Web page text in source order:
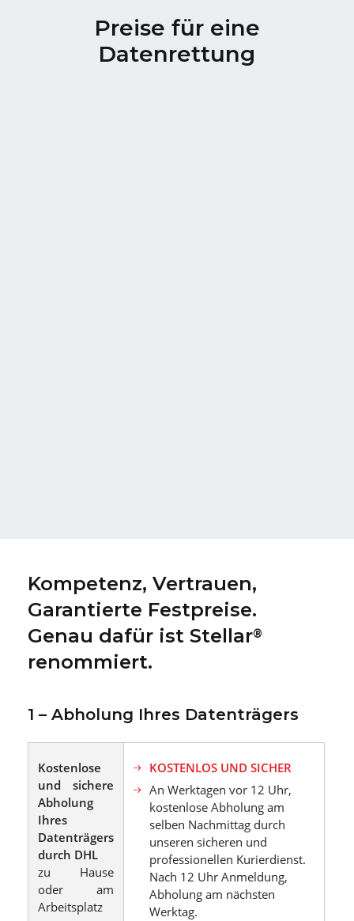
Preise für eine
Datenrettung
Kompetenz, Vertrauen,
Garantierte Festpreise.
Genau dafür ist Stellar®
renommiert.
1 – Abholung Ihres Datenträgers
Kostenlose
und sichere
Abholung
Ihres
Datenträgers
durch DHL
zu Hause
oder am
Arbeitsplatz
KOSTENLOS UND SICHER
An Werktagen vor 12 Uhr,
kostenlose Abholung am
selben Nachmittag durch
unseren sicheren und
professionellen Kurierdienst.
Nach 12 Uhr Anmeldung,
Abholung am nächsten
Werktag.